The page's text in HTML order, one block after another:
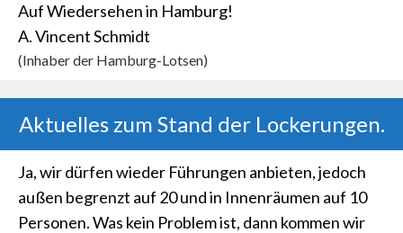
Auf Wiedersehen in Hamburg!
A. Vincent Schmidt
(Inhaber der Hamburg-Lotsen)
Aktuelles zum Stand der Lockerungen.
Ja, wir dürfen wieder Führungen anbieten, jedoch
außen begrenzt auf 20 und in Innenräumen auf 10
Personen. Was kein Problem ist, dann kommen wir